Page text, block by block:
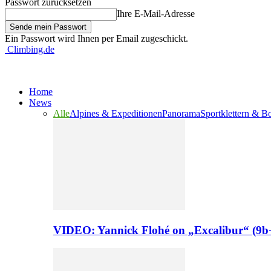
Passwort zurücksetzen
Ihre E-Mail-Adresse
Ein Passwort wird Ihnen per Email zugeschickt.
Climbing.de
Home
News
AlleAlpines & ExpeditionenPanoramaSportklettern &
VIDEO: Yannick Flohé on „Excalibur“